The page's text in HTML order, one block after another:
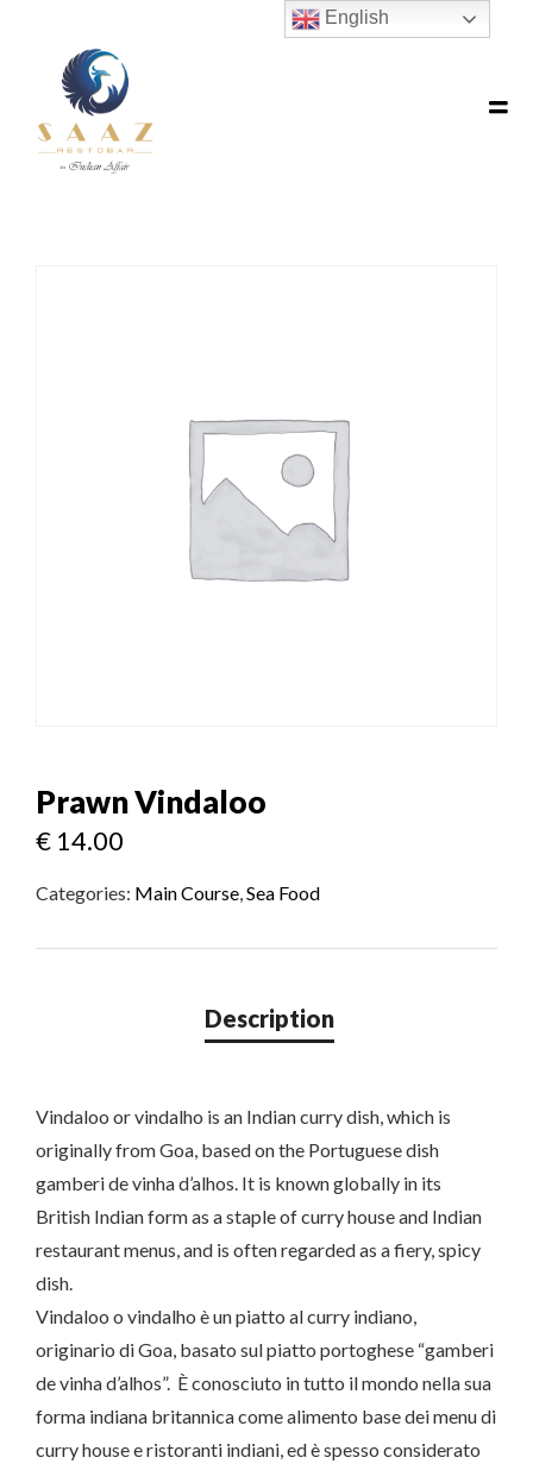
Prawn Vindaloo
€ 14.00
Categories: Main Course,Sea Food
Vindaloo or vindalho is an Indian curry dish, which is
originally from Goa, based on the Portuguese dish
gamberi de vinha d’alhos. It is known globally in its
British Indian form as a staple of curry house and Indian
restaurant menus, and is often regarded as a fiery, spicy
dish.
Vindaloo o vindalho è un piatto al curry indiano,
originario di Goa, basato sul piatto portoghese “gamberi
de vinha d’alhos”. È conosciuto in tutto il mondo nella sua
forma indiana britannica come alimento base dei menu di
curry house e ristoranti indiani, ed è spesso considerato
English